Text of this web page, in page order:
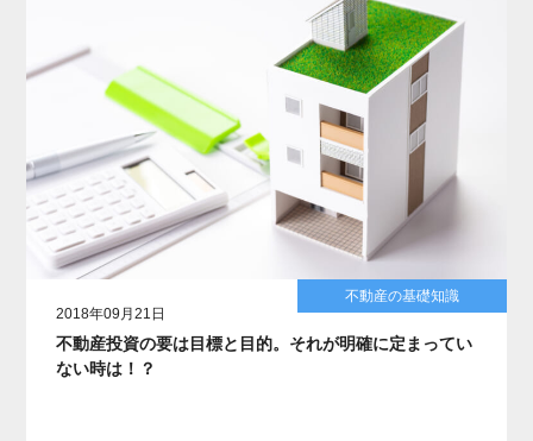
不動産の基礎知識
2018年09月21日
不動産投資の要は目標と目的。それが明確に定まってい
ない時は！？